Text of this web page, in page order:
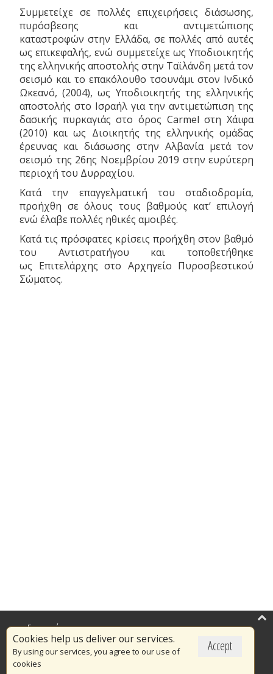
Συμμετείχε σε πολλές επιχειρήσεις διάσωσης,
πυρόσβεσης και αντιμετώπισης
καταστροφών στην Ελλάδα, σε πολλές από αυτές
ως επικεφαλής, ενώ συμμετείχε ως Υποδιοικητής
της ελληνικής αποστολής στην Ταϊλάνδη μετά τον
σεισμό και το επακόλουθο τσουνάμι στον Ινδικό
Ωκεανό, (2004), ως Υποδιοικητής της ελληνικής
αποστολής στο Ισραήλ για την αντιμετώπιση της
δασικής πυρκαγιάς στο όρος Carmel στη Χάιφα
(2010) και ως Διοικητής της ελληνικής ομάδας
έρευνας και διάσωσης στην Αλβανία μετά τον
σεισμό της 26ης Νοεμβρίου 2019 στην ευρύτερη
περιοχή του Δυρραχίου.
Κατά την επαγγελματική του σταδιοδρομία,
προήχθη σε όλους τους βαθμούς κατ’ επιλογή
ενώ έλαβε πολλές ηθικές αμοιβές.
Κατά τις πρόσφατες κρίσεις προήχθη στον βαθμό
του Αντιστρατήγου και τοποθετήθηκε
ως Επιτελάρχης στο Αρχηγείο Πυροσβεστικού
Σώματος.
Accept
Cookies help us deliver our services.
By using our services, you agree to our use of
cookies
Επικαιρότητα
Το Πυροσβεστικό Σώμα